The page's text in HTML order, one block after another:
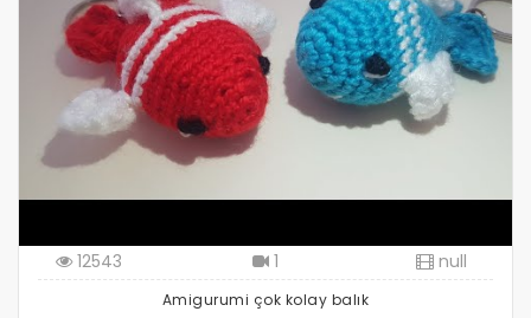
12543 1 null
Amigurumi çok kolay balık